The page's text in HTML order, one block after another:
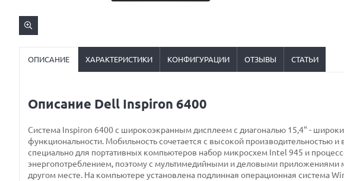
ОПИСАНИЕ ХАРАКТЕРИСТИКИ КОНФИГУРАЦИИ ОТЗЫВЫ СТАТЬИ
Описание Dell Inspiron 6400
Система Inspiron 6400 с широкоэкранным дисплеем с диагональю 15,4" -
функциональности. Мобильность сочетается с высокой
специально для портативных компьютеров набор микросхем Intel 945 и
энергопотреблением, поэтому с мультимедийными и деловыми приложениями
другом месте. На компьютере установлена подлинная операционная система